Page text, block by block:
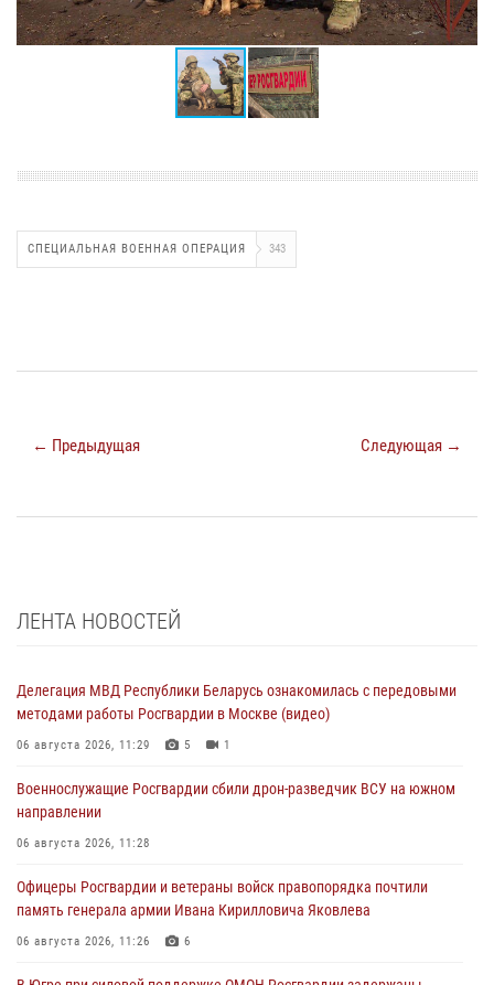
СПЕЦИАЛЬНАЯ ВОЕННАЯ ОПЕРАЦИЯ 343
← Предыдущая Следующая →
ЛЕНТА НОВОСТЕЙ
Делегация МВД Республики Беларусь ознакомилась с передовыми
методами работы Росгвардии в Москве (видео)
06 августа 2026, 11:29 5 1
Военнослужащие Росгвардии сбили дрон-разведчик ВСУ на южном
направлении
06 августа 2026, 11:28
Офицеры Росгвардии и ветераны войск правопорядка почтили
память генерала армии Ивана Кирилловича Яковлева
06 августа 2026, 11:26 6